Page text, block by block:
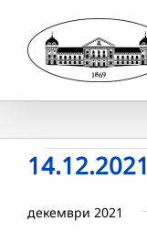
content
Събития
14.12.2021
date.
декември 2021